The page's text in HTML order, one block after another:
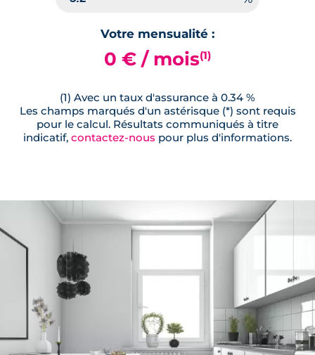
Votre mensualité :
0 € / mois(1)
(1) Avec un taux d'assurance à 0.34 %
Les champs marqués d'un astérisque (*) sont requis
pour le calcul. Résultats communiqués à titre
indicatif, contactez-nous pour plus d'informations.